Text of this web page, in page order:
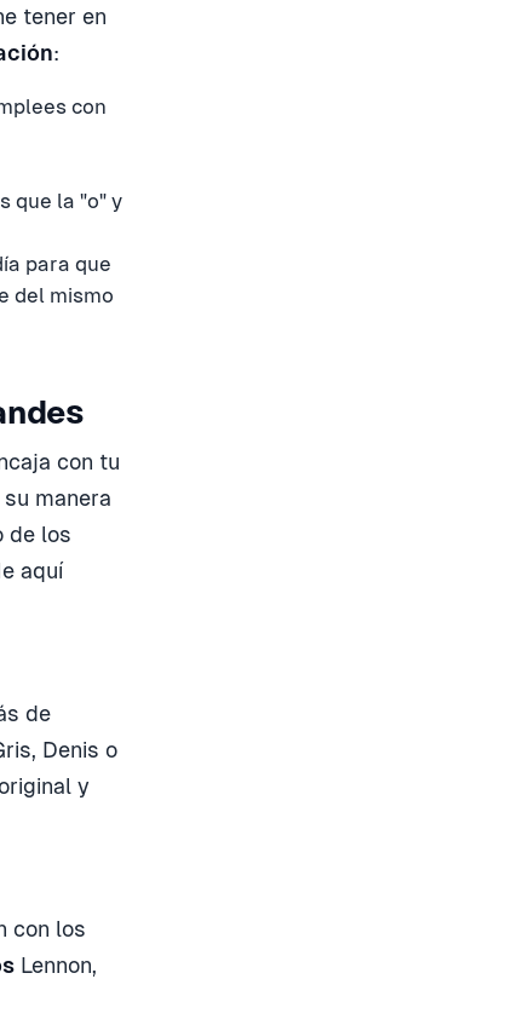
tener en
:
con
que la "o" y
para que
del mismo
con tu
manera
de los
aquí
de
Denis o
y
con los
Lennon,